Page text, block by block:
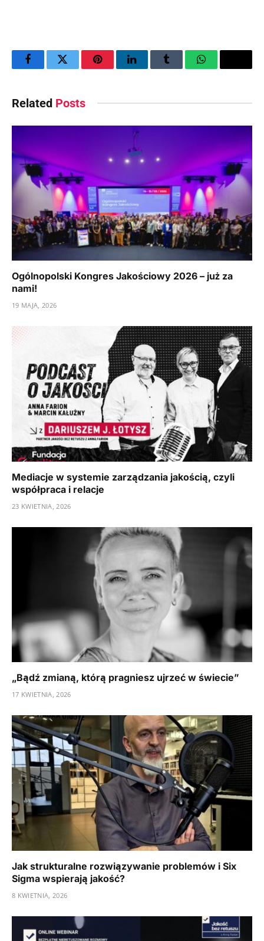
FacebookTwitter PinterestLinkedInTumblr WhatsAppEmail
Related Posts
Ogólnopolski Kongres Jakościowy 2026 – już za
nami!
19 MAJA, 2026
Mediacje w systemie zarządzania jakością, czyli
współpraca i relacje
23 KWIETNIA, 2026
„Bądź zmianą, którą pragniesz ujrzeć w świecie”
17 KWIETNIA, 2026
Jak strukturalne rozwiązywanie problemów i Six
Sigma wspierają jakość?
8 KWIETNIA, 2026